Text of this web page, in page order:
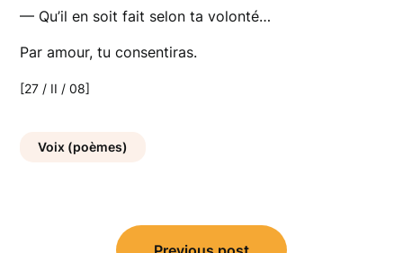
— Qu’il en soit fait selon ta volonté…
Par amour, tu consentiras.
[27 / II / 08]
Voix (poèmes)
Navigation